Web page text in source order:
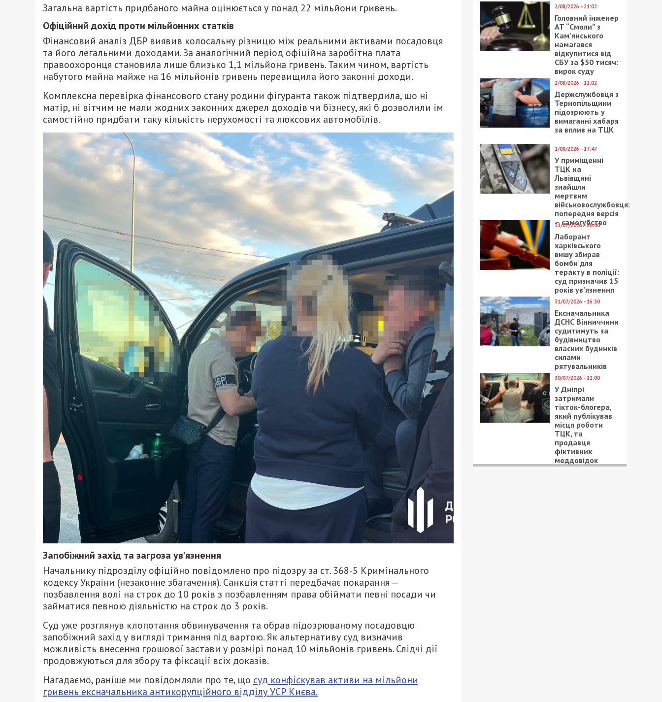
Загальна вартість придбаного майна оцінюється у понад 22 мільйони гривень.
Офіційний дохід проти мільйонних статків
Фінансовий аналіз ДБР виявив колосальну різницю між реальними активами посадовця
та його легальними доходами. За аналогічний період офіційна заробітна плата
правоохоронця становила лише близько 1,1 мільйона гривень. Таким чином, вартість
набутого майна майже на 16 мільйонів гривень перевищила його законні доходи.
Комплексна перевірка фінансового стану родини фігуранта також підтвердила, що ні
матір, ні вітчим не мали жодних законних джерел доходів чи бізнесу, які б дозволили їм
самостійно придбати таку кількість нерухомості та люксових автомобілів.
Запобіжний захід та загроза ув’язнення
Начальнику підрозділу офіційно повідомлено про підозру за ст. 368-5 Кримінального
кодексу України (незаконне збагачення). Санкція статті передбачає покарання —
позбавлення волі на строк до 10 років з позбавленням права обіймати певні посади чи
займатися певною діяльністю на строк до 3 років.
Суд уже розглянув клопотання обвинувачення та обрав підозрюваному посадовцю
запобіжний захід у вигляді тримання під вартою. Як альтернативу суд визначив
можливість внесення грошової застави у розмірі понад 10 мільйонів гривень. Слідчі дії
продовжуються для збору та фіксації всіх доказів.
Нагадаємо, раніше ми повідомляли про те, що суд конфіскував активи на мільйони
гривень ексначальника антикорупційного відділу УСР Києва.
2/08/2026 - 21:02
Головний інженер
АТ “Смоли” з
Кам’янського
намагався
відкупитися від
СБУ за $50 тисяч:
вирок суду
2/08/2026 - 12:02
Держслужбовця з
Тернопільщини
підозрюють у
вимаганні хабаря
за вплив на ТЦК
1/08/2026 - 17:47
У приміщенні
ТЦК на
Львівщині
знайшли
мертвим
військовослужбовця:
попередня версія
– самогубство
31/07/2026 - 20:00
Лаборант
харківського
вишу збирав
бомби для
теракту в поліції:
суд призначив 15
років ув’язнення
31/07/2026 - 16:30
Ексначальника
ДСНС Вінниччини
судитимуть за
будівництво
власних будинків
силами
рятувальників
30/07/2026 - 12:00
У Дніпрі
затримали
тікток-блогера,
який публікував
місця роботи
ТЦК, та
продавця
фіктивних
меддовідок